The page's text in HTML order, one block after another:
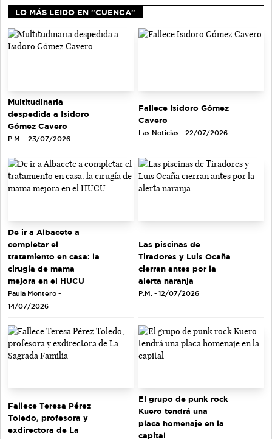
LO MÁS LEIDO EN "CUENCA"
Multitudinaria
despedida a Isidoro
Gómez Cavero
P.M. - 23/07/2026
Fallece Isidoro Gómez
Cavero
Las Noticias - 22/07/2026
De ir a Albacete a
completar el
tratamiento en casa: la
cirugía de mama
mejora en el HUCU
Paula Montero -
14/07/2026
Las piscinas de
Tiradores y Luis Ocaña
cierran antes por la
alerta naranja
P.M. - 12/07/2026
Fallece Teresa Pérez
Toledo, profesora y
exdirectora de La
El grupo de punk rock
Kuero tendrá una
placa homenaje en la
capital